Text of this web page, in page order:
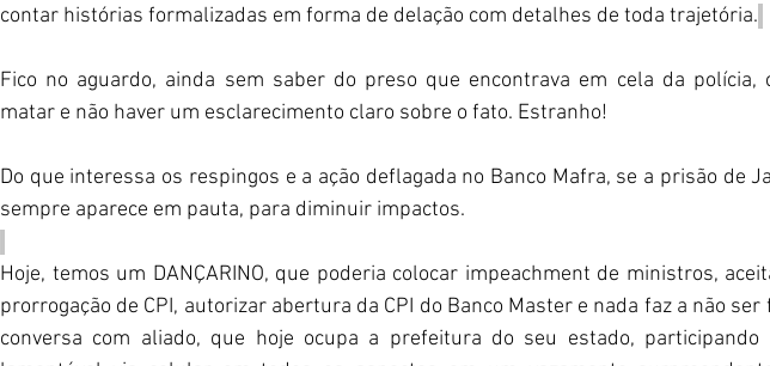
contar histórias formalizadas em forma de delação com detalhes de toda trajetória.
Fico no aguardo, ainda sem saber do preso que encontrava em cela da polícia,
matar e não haver um esclarecimento claro sobre o fato. Estranho!
Do que interessa os respingos e a ação deflagada no Banco Mafra, se a prisão de
sempre aparece em pauta, para diminuir impactos.
Hoje, temos um DANÇARINO, que poderia colocar impeachment de ministros,
prorrogação de CPI, autorizar abertura da CPI do Banco Master e nada faz a não
conversa com aliado, que hoje ocupa a prefeitura do seu estado, participando